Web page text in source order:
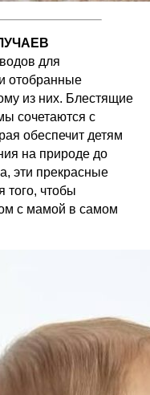
для
отобранные
из них. Блестящие
сочетаются с
обеспечит детям
на природе до
эти прекрасные
того, чтобы
с мамой в самом